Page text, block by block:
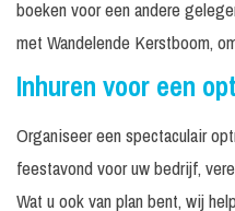
boeken voor een andere
met Wandelende Kerstboom,
Inhuren voor een
Organiseer een spectaculair
feestavond voor uw bedrijf,
Wat u ook van plan bent, wij